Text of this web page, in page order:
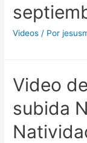
Videos / Por
Video
subida